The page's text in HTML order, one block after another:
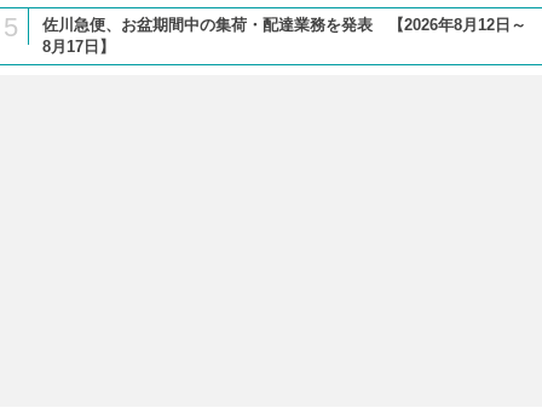
5
佐川急便、お盆期間中の集荷・配達業務を発表 【2026年8月12日～
8月17日】